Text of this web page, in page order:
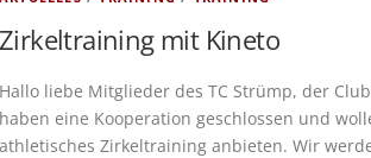
Zirkeltraining mit Kineto
Hallo liebe Mitglieder des TC Strümp, der
haben eine Kooperation geschlossen und
athletisches Zirkeltraining anbieten. Wir